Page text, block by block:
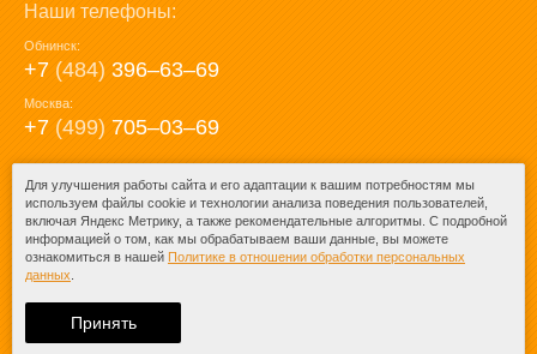
Наши телефоны:
Обнинск:
+7 (484) 396‒63‒69
Москва:
+7 (499) 705‒03‒69
E-mail:
mail@posuda40.ru
При любом копировании информации
ссылка на
Для улучшения работы сайта и его адаптации к вашим потребностям мы
используем файлы cookie и технологии анализа поведения пользователей,
включая Яндекс Метрику, а также рекомендательные алгоритмы. С подробной
информацией о том, как мы обрабатываем ваши данные, вы можете
ознакомиться в нашей Политике в отношении обработки персональных
данных
Принять